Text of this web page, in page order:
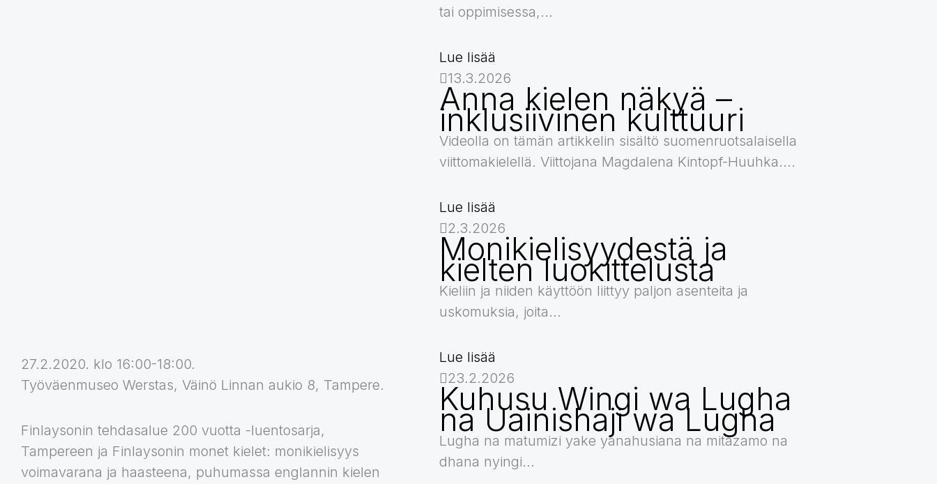
27.2.2020. klo 16:00-18:00.
Työväenmuseo Werstas, Väinö Linnan aukio 8, Tampere.
Finlaysonin tehdasalue 200 vuotta -luentosarja,
Tampereen ja Finlaysonin monet kielet: monikielisyys
voimavarana ja haasteena, puhumassa englannin kielen
tai oppimisessa,...
Lue lisää
13.3.2026
Anna kielen näkyä –
inklusiivinen kulttuuri
Videolla on tämän artikkelin sisältö suomenruotsalaisella
viittomakielellä. Viittojana Magdalena Kintopf-Huuhka....
Lue lisää
2.3.2026
Monikielisyydestä ja
kielten luokittelusta
Kieliin ja niiden käyttöön liittyy paljon asenteita ja
uskomuksia, joita...
Lue lisää
23.2.2026
Kuhusu Wingi wa Lugha
na Uainishaji wa Lugha
Lugha na matumizi yake yanahusiana na mitazamo na
dhana nyingi...